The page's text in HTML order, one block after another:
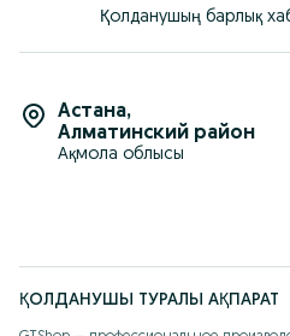
Қолданушың барлық
Астана,
Алматинский район
Ақмола облысы
ҚОЛДАНУШЫ ТУРАЛЫ АҚПАРАТ